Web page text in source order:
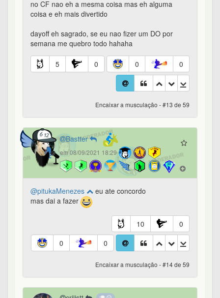
no CF nao eh a mesma coisa mas eh alguma
coisa e eh mais divertido
dayoff eh sagrado, se eu nao fizer um DO por
semana me quebro todo hahaha
5 0 0 0
Encaixar a musculação - #13 de 59
Bastter
em 08/09/2021 18:29
@pitukaMenezes
eu ate concordo
mas dai a fazer
10
0
0
0
Encaixar a musculação - #14 de 59